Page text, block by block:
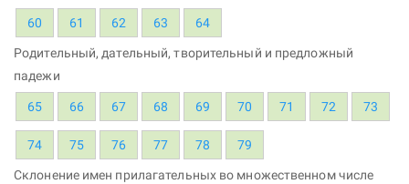
60 61 62 63 64
Родительный, дательный, творительный и предложный
падежи
65 66 67 68 69 70 71 72 73
74 75 76 77 78 79
Склонение имен прилагательных во множественном числе